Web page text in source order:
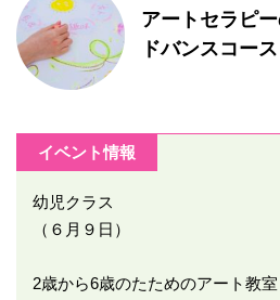
アートセラピ
ドバンスコース
イベント情報
幼児クラス
（６月９日）
2歳から6歳のたためのアート教室